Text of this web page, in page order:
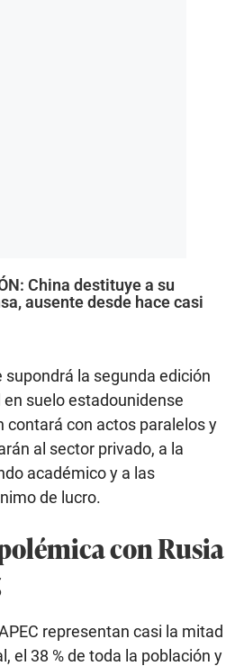
China destituye a su
ausente desde hace casi
supondrá la segunda edición
suelo estadounidense
contará con actos paralelos y
al sector privado, a la
académico y a las
de lucro.
con Rusia
representan casi la mitad
el 38 % de toda la población y